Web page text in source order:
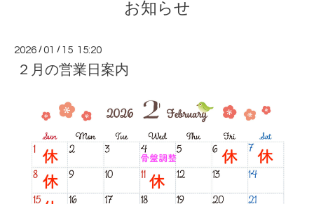
お知らせ
2026 /01 / 15 15:20
２月の営業日案内